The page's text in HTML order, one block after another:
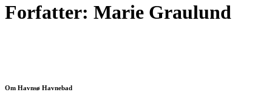
Forfatter: Marie Graulund
Om Havnsø Havnebad